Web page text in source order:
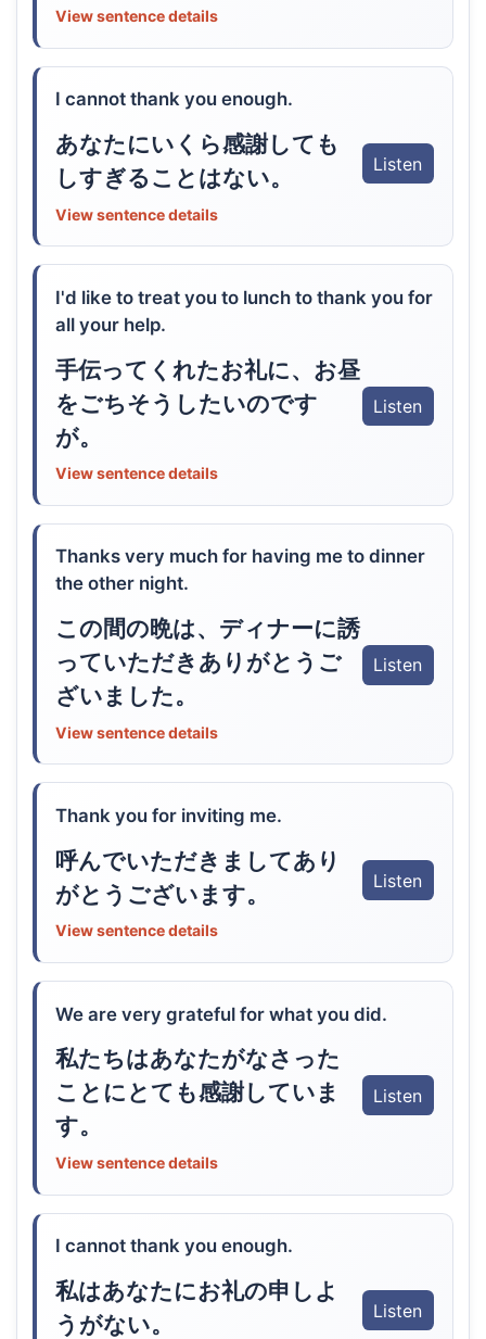
View sentence details
I cannot thank you enough.
あなたにいくら感謝しても
しすぎることはない。
Listen
View sentence details
I'd like to treat you to lunch to thank you for
all your help.
手伝ってくれたお礼に、お昼
をごちそうしたいのです
が。
Listen
View sentence details
Thanks very much for having me to dinner
the other night.
この間の晩は、ディナーに誘
っていただきありがとうご
ざいました。
Listen
View sentence details
Thank you for inviting me.
呼んでいただきましてあり
がとうございます。
Listen
View sentence details
We are very grateful for what you did.
私たちはあなたがなさった
ことにとても感謝していま
す。
Listen
View sentence details
I cannot thank you enough.
私はあなたにお礼の申しよ
うがない。
Listen